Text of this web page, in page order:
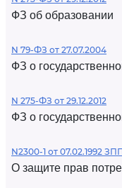
ФЗ об образовании
N 79-ФЗ от 27.07.2004
ФЗ о
N 275-ФЗ от 29.12.2012
ФЗ о
N2300-1 от 07.02.1992
О защите прав